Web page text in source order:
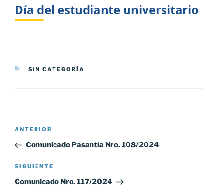
Día del estudiante universitario
CATEGORÍAS
SIN CATEGORÍA
Navegación
entradas
Entrada
anterior:
ANTERIOR
Comunicado Pasantía Nro. 108/2024
Siguiente
entrada
SIGUIENTE
Comunicado Nro. 117/2024